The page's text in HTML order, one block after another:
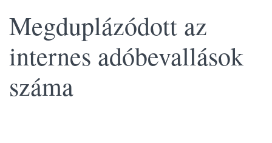
Megduplázódott az
internes adóbevallások
száma